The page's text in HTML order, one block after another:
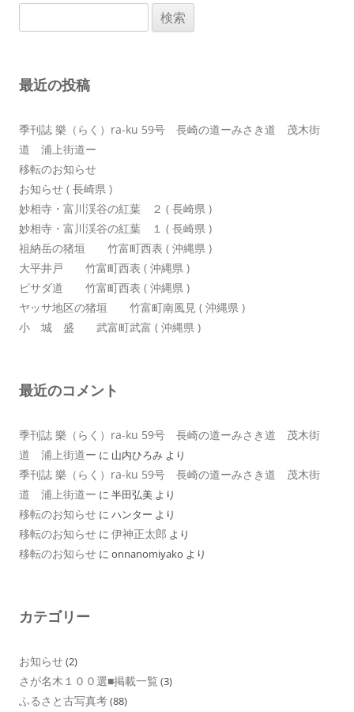
ョ
索:
最近の投稿
季刊誌 樂（らく）ra-ku 59号 長崎の道ーみさき道 茂木街
道 浦上街道ー
移転のお知らせ
お知らせ ( 長崎県 )
妙相寺・富川渓谷の紅葉 ２ ( 長崎県 )
妙相寺・富川渓谷の紅葉 １ ( 長崎県 )
祖納岳の猪垣 竹富町西表 ( 沖縄県 )
大平井戸 竹富町西表 ( 沖縄県 )
ピサダ道 竹富町西表 ( 沖縄県 )
ヤッサ地区の猪垣 竹富町南風見 ( 沖縄県 )
小 城 盛 武富町武富 ( 沖縄県 )
最近のコメント
季刊誌 樂（らく）ra-ku 59号 長崎の道ーみさき道 茂木街
道 浦上街道ー に 山内ひろみ より
季刊誌 樂（らく）ra-ku 59号 長崎の道ーみさき道 茂木街
道 浦上街道ー に 半田弘美 より
移転のお知らせ に ハンター より
移転のお知らせ に 伊神正太郎 より
移転のお知らせ に onnanomiyako より
カテゴリー
お知らせ(2)
さが名木１００選■掲載一覧 (3)
ふるさと古写真考(88)